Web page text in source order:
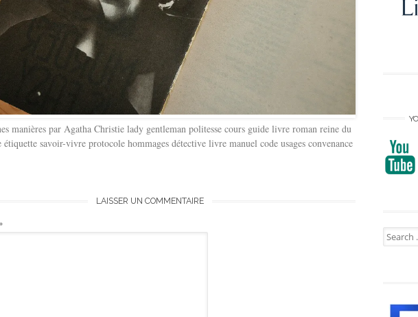
manières par Agatha Christie lady gentleman politesse cours guide livre roman reine du
étiquette savoir-vivre protocole hommages détective livre manuel code usages convenance
LAISSER UN COMMENTAIRE
*
Search
for: